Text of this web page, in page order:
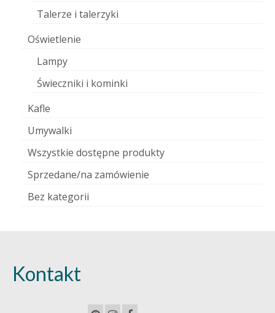
Talerze i talerzyki
Oświetlenie
Lampy
Świeczniki i kominki
Kafle
Umywalki
Wszystkie dostępne produkty
Sprzedane/na zamówienie
Bez kategorii
Kontakt